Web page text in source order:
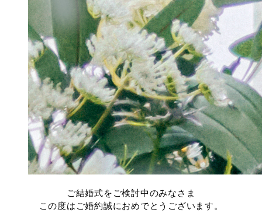
ご結婚式をご検討中のみなさま
この度はご婚約誠におめでとうございます。